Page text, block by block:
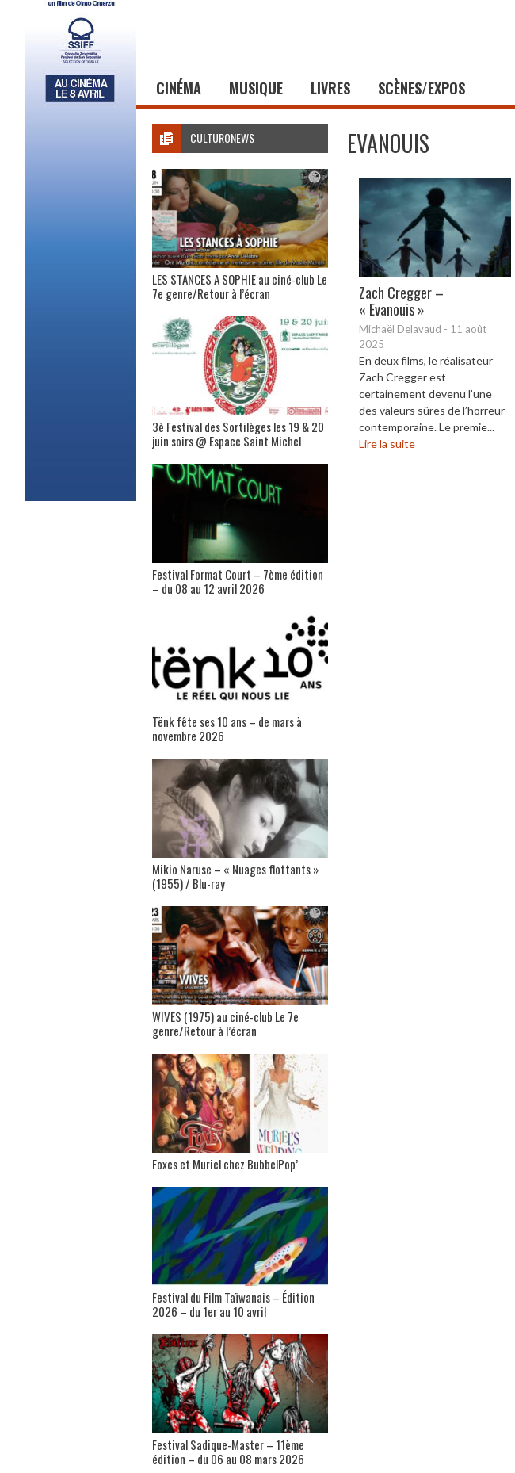
CINÉMA MUSIQUE LIVRES SCÈNES/EXPOS
EVANOUIS
Zach Cregger –
« Evanouis »
Michaël Delavaud - 11 août
2025
En deux films, le réalisateur
Zach Cregger est
certainement devenu l’une
des valeurs sûres de l’horreur
contemporaine. Le premie...
Lire la suite
CULTURONEWS
LES STANCES A SOPHIE au ciné-club Le
7e genre/Retour à l’écran
3è Festival des Sortilèges les 19 & 20
juin soirs @ Espace Saint Michel
Festival Format Court – 7ème édition
– du 08 au 12 avril 2026
Tënk fête ses 10 ans – de mars à
novembre 2026
Mikio Naruse – « Nuages flottants »
(1955) / Blu-ray
WIVES (1975) au ciné-club Le 7e
genre/Retour à l’écran
Foxes et Muriel chez BubbelPop’
Festival du Film Taïwanais – Édition
2026 – du 1er au 10 avril
Festival Sadique-Master – 11ème
édition – du 06 au 08 mars 2026